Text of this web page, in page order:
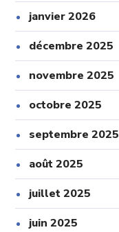
janvier 2026
décembre 2025
novembre 2025
octobre 2025
septembre 2025
août 2025
juillet 2025
juin 2025